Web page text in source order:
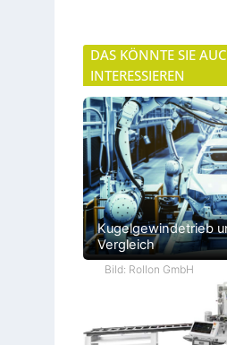
DAS KÖNNTE SIE
INTERESSIEREN
Kugelgewindetrieb
Vergleich
Bild: Rollon GmbH